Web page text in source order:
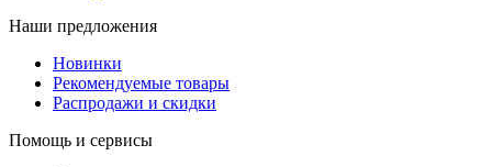
Наши предложения
Новинки
Рекомендуемые товары
Распродажи и скидки
Помощь и сервисы